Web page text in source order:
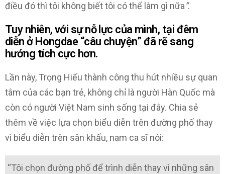
điều đó thì tôi không biết tôi có thể làm gì nữa”.
Tuy nhiên, với sự nỗ lực của mình, tại đêm
diễn ở Hongdae “câu chuyện” đã rẽ sang
hướng tích cực hơn.
Lần này, Trọng Hiếu thành công thu hút nhiều sự quan
tâm của các bạn trẻ, không chỉ là người Hàn Quốc mà
còn có người Việt Nam sinh sống tại đây. Chia sẻ
thêm về việc lựa chọn biểu diễn trên đường phố thay
vì biểu diễn trên sân khấu, nam ca sĩ nói:
“Tôi chọn đường phố để trình diễn thay vì những sân